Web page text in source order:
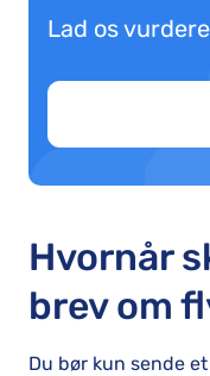
Lad os
Hvornår
brev om
Du bør kun sende